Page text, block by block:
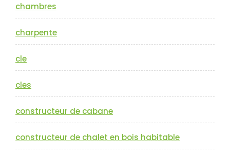
chambres
charpente
cle
cles
constructeur de cabane
constructeur de chalet en bois habitable